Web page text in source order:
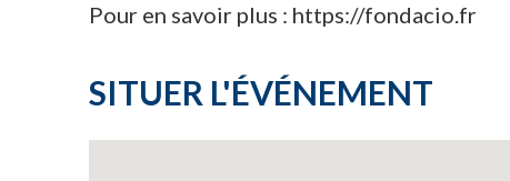
Pour en savoir plus : https://fondacio.fr
SITUER L'ÉVÉNEMENT